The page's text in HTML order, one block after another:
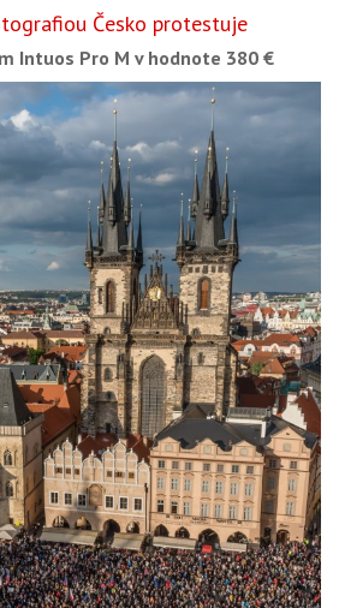
Česko protestuje
Intuos Pro M v hodnote 380 €